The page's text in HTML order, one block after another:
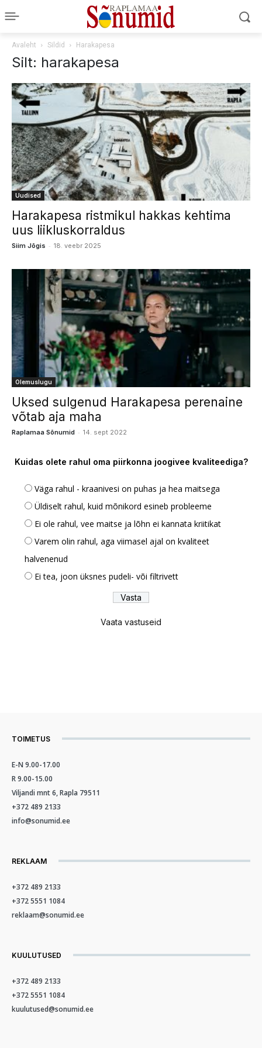
Avaleht Sildid Harakapesa
Silt: harakapesa
Uudised
Harakapesa ristmikul hakkas kehtima
uus liikluskorraldus
Siim Jõgis - 18. veebr 2025
Olemuslugu
Uksed sulgenud Harakapesa perenaine
võtab aja maha
Raplamaa Sõnumid - 14. sept 2022
Kuidas olete rahul oma piirkonna joogivee kvaliteediga?
Väga rahul - kraanivesi on puhas ja hea maitsega
Üldiselt rahul, kuid mõnikord esineb probleeme
Ei ole rahul, vee maitse ja lõhn ei kannata kriitikat
Varem olin rahul, aga viimasel ajal on kvaliteet
halvenenud
Ei tea, joon üksnes pudeli- või filtrivett
Vaata vastuseid
TOIMETUS
E-N 9.00-17.00
R 9.00-15.00
Viljandi mnt 6, Rapla 79511
+372 489 2133
info@sonumid.ee
REKLAAM
+372 489 2133
+372 5551 1084
reklaam@sonumid.ee
KUULUTUSED
+372 489 2133
+372 5551 1084
kuulutused@sonumid.ee